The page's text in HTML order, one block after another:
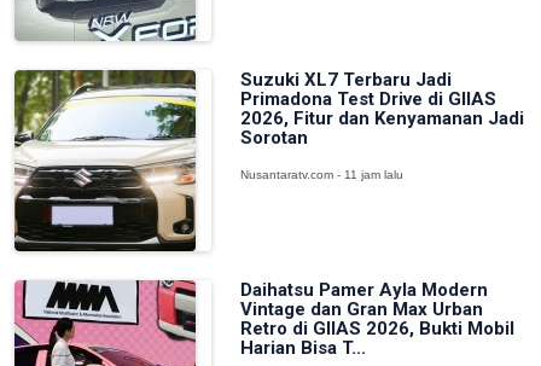
Suzuki XL7 Terbaru Jadi
Primadona Test Drive di GIIAS
2026, Fitur dan Kenyamanan Jadi
Sorotan
Nusantaratv.com - 11 jam lalu
Daihatsu Pamer Ayla Modern
Vintage dan Gran Max Urban
Retro di GIIAS 2026, Bukti Mobil
Harian Bisa T...